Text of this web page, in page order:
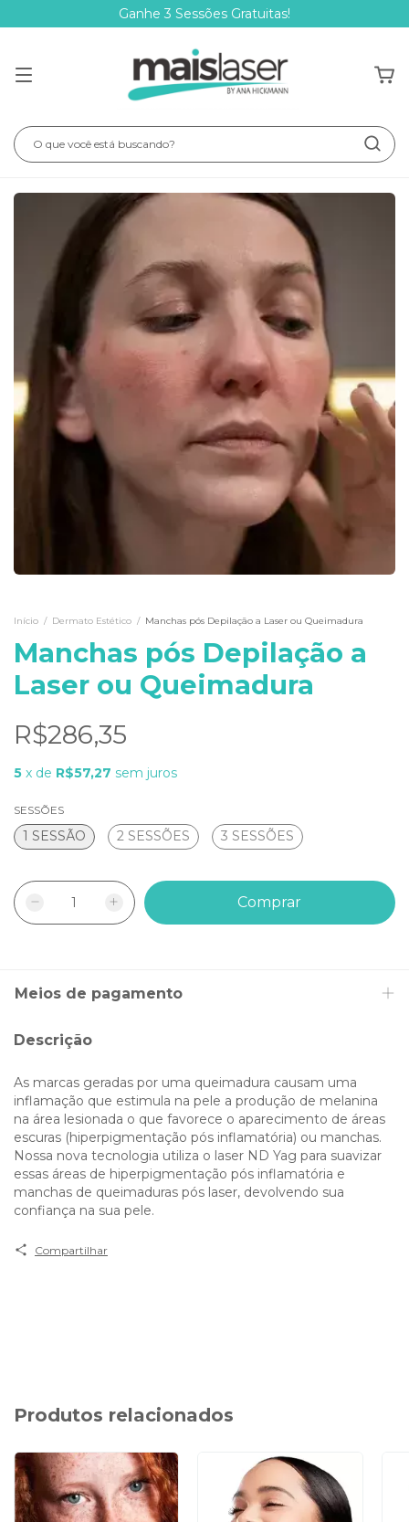
Ganhe 3 Sessões Gratuitas!
Início / Dermato Estético / Manchas pós Depilação a Laser ou Queimadura
Manchas pós Depilação a
Laser ou Queimadura
R$286,35
5 x de R$57,27 sem juros
SESSÕES
1 SESSÃO 2 SESSÕES 3 SESSÕES
Meios de pagamento
Descrição
As marcas geradas por uma queimadura causam uma
inflamação que estimula na pele a produção de melanina
na área lesionada o que favorece o aparecimento de áreas
escuras (hiperpigmentação pós inflamatória) ou manchas.
Nossa nova tecnologia utiliza o laser ND Yag para suavizar
essas áreas de hiperpigmentação pós inflamatória e
manchas de queimaduras pós laser, devolvendo sua
confiança na sua pele.
Compartilhar
Produtos relacionados